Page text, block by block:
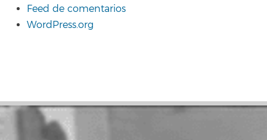
Feed de comentarios
WordPress.org